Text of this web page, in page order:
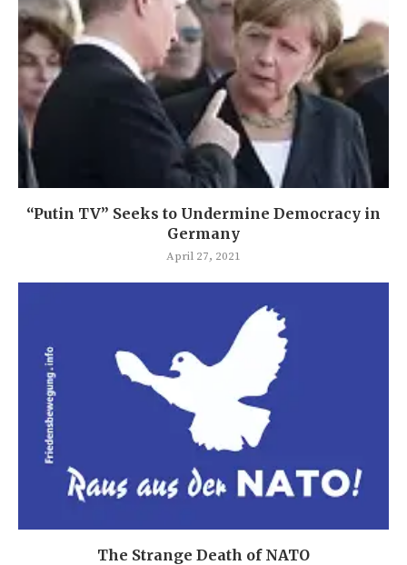
“Putin TV” Seeks to Undermine Democracy in
Germany
April 27, 2021
The Strange Death of NATO